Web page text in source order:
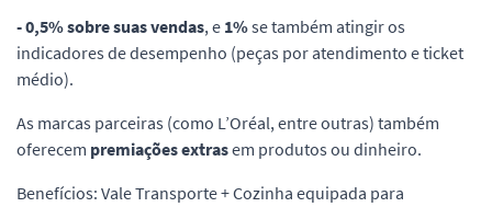
- 0,5% sobre suas vendas, e 1%se também atingir os
indicadores de desempenho (peças por atendimento e ticket
médio).
As marcas parceiras (como L’Oréal, entre outras) também
oferecem premiações extrasem produtos ou dinheiro.
Benefícios: Vale Transporte + Cozinha equipada para